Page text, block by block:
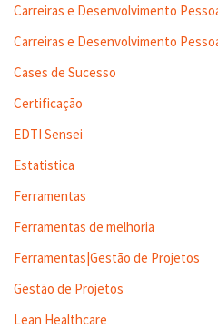
Carreiras e Desenvolvimento
Carreiras e Desenvolvimento
Cases de Sucesso
Certificação
EDTI Sensei
Estatistica
Ferramentas
Ferramentas de melhoria
Ferramentas|Gestão de Projetos
Gestão de Projetos
Lean Healthcare